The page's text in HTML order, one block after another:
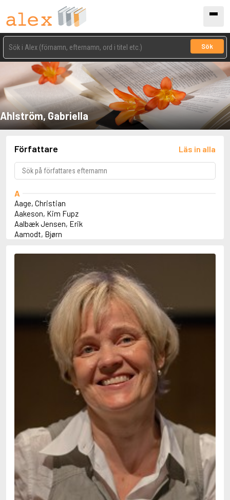
Sök
Ahlström, Gabriella
Författare Läs in alla
A
Aage, Christian
Aakeson, Kim Fupz
Aalbæk Jensen, Erik
Aamodt, Bjørn
Abbey, Kieran
Abdel-Fattah, Randa
Abdolah, Kader
Abé, Kobo
Abedi, Isabel
Abele, Inga
Abgarjan, Narine
Abish, Walter
Aboulela, Leila
Abrahams, Peter (f. 1919)
Abrahams, Peter (f. 1947)
Abrahamson, Emmy
Abu-Jaber, Diana
Abulhawa, Susan
Aburas, Lone
Achebe, Chinua
Achmatova, Anna
Aciman, André
Ackebo, Lena
Acker, Kathy